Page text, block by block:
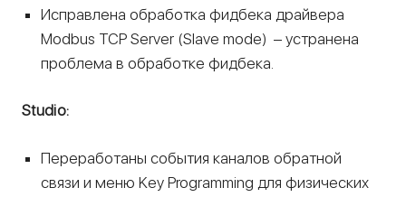
Исправлена обработка фидбека драйвера
Modbus TCP Server (Slave mode) – устранена
проблема в обработке фидбека.
Studio:
Переработаны события каналов обратной
связи и меню Key Programming для физических